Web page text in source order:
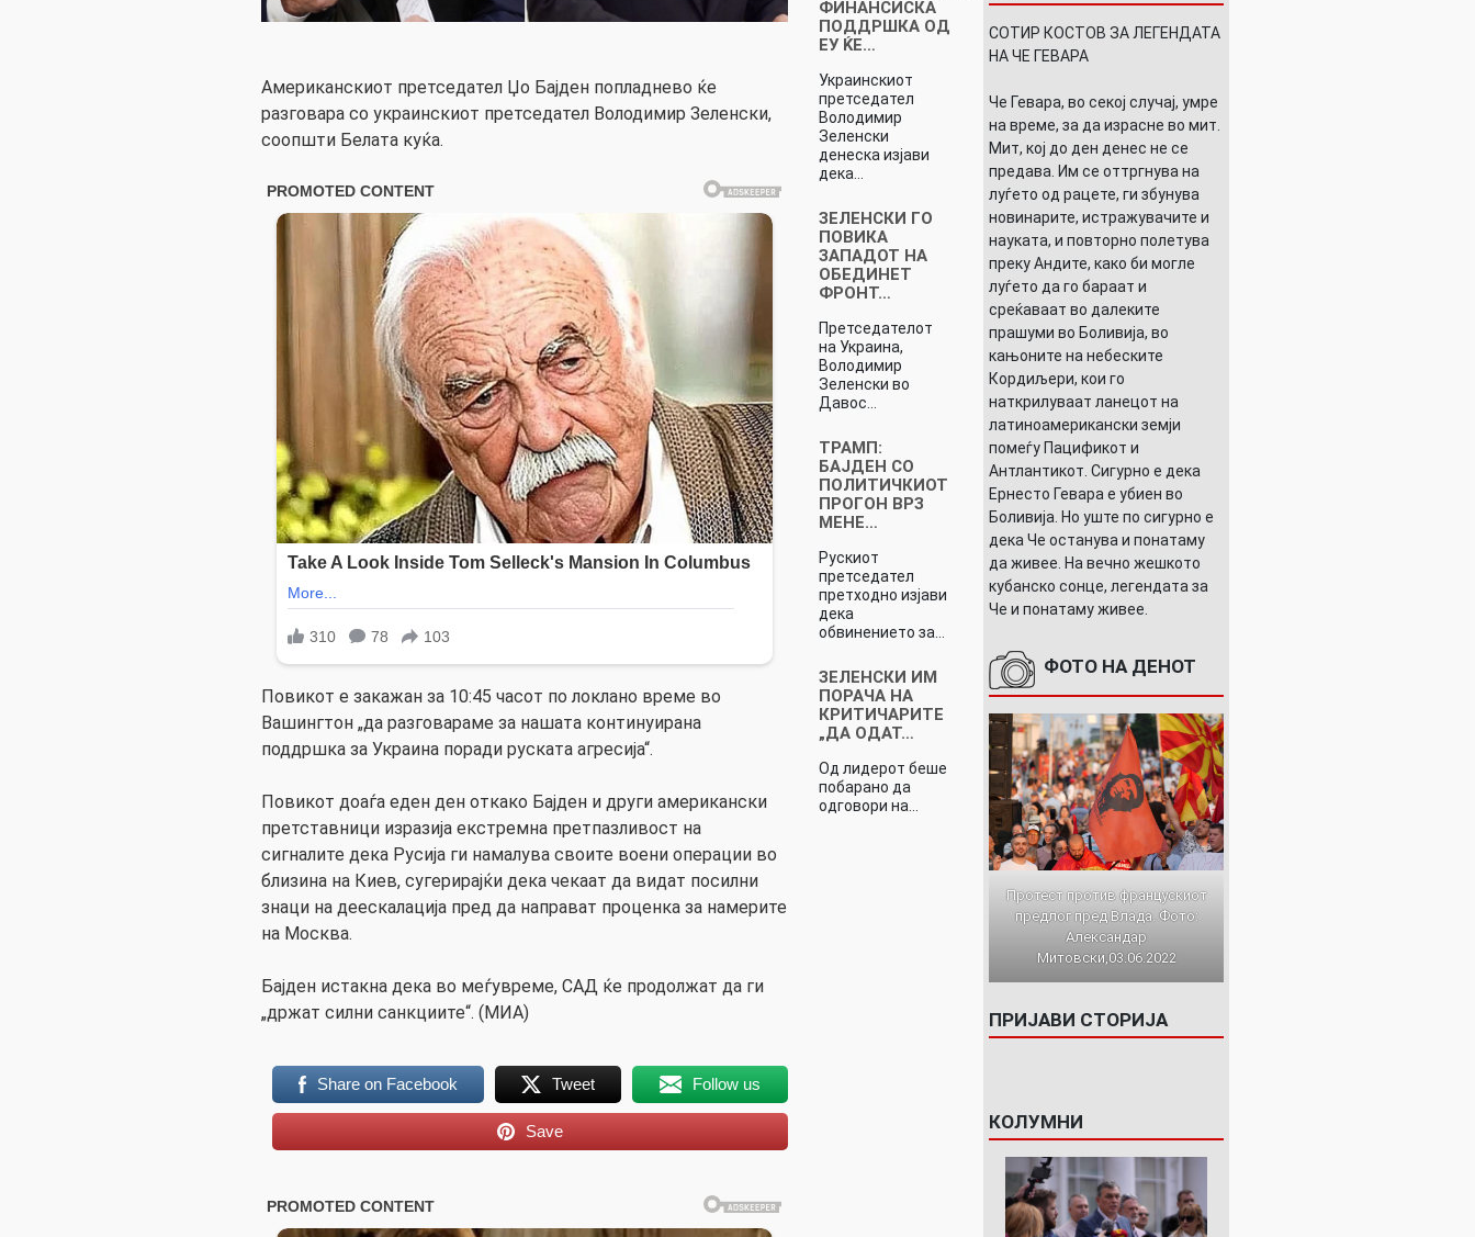
Американскиот претседател Џо Бајден попладнево ќе
разговара со украинскиот претседател Володимир Зеленски,
соопшти Белата куќа.
Повикот е закажан за 10:45 часот по локлано време во
Вашингтон „да разговараме за нашата континуирана
поддршка за Украина поради руската агресија“.
Повикот доаѓа еден ден откако Бајден и други американски
претставници изразија екстремна претпазливост на
сигналите дека Русија ги намалува своите воени операции во
близина на Киев, сугерирајќи дека чекаат да видат посилни
знаци на деескалација пред да направат проценка за намерите
на Москва.
Бајден истакна дека во меѓувреме, САД ќе продолжат да ги
„држат силни санкциите“. (МИА)
Share on Facebook Tweet Follow us
Save
ФИНАНСИСКА
ПОДДРШКА ОД
ЕУ ЌЕ…
Украинскиот
претседател
Володимир
Зеленски
денеска изјави
дека…
ЗЕЛЕНСКИ ГО
ПОВИКА
ЗАПАДОТ НА
ОБЕДИНЕТ
ФРОНТ…
Претседателот
на Украина,
Володимир
Зеленски во
Давос…
ТРАМП:
БАЈДЕН СО
ПОЛИТИЧКИОТ
ПРОГОН ВРЗ
МЕНЕ…
Рускиот
претседател
претходно изјави
дека
обвинението за…
ЗЕЛЕНСКИ ИМ
ПОРАЧА НА
КРИТИЧАРИТЕ
„ДА ОДАТ…
Од лидерот беше
побарано да
одговори на…
СОТИР КОСТОВ ЗА ЛЕГЕНДАТА
НА ЧЕ ГЕВАРА
Че Гевара, во секој случај, умре
на време, за да израсне во мит.
Мит, кој до ден денес не се
предава. Им се оттргнува на
луѓето од рацете, ги збунува
новинарите, истражувачите и
науката, и повторно полетува
преку Андите, како би могле
луѓето да го бараат и
среќаваат во далеките
прашуми во Боливија, во
кањоните на небеските
Кордиљери, кои го
наткрилуваат ланецот на
латиноамерикански земји
помеѓу Пацификот и
Антлантикот. Сигурно е дека
Ернесто Гевара е убиен во
Боливија. Но уште по сигурно е
дека Че останува и понатаму
да живее. На вечно жешкото
кубанско сонце, легендата за
Че и понатаму живее.
ФОТО НА ДЕНОТ
Протест против францускиот
предлог пред Влада. Фото:
Александар
Митовски,03.06.2022
ПРИЈАВИ СТОРИЈА
КОЛУМНИ